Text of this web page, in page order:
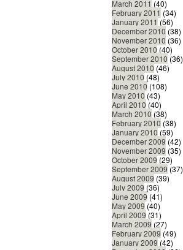
March 2011 (40)
February 2011 (34)
January 2011 (56)
December 2010 (38)
November 2010 (36)
October 2010 (40)
September 2010 (36)
August 2010 (46)
July 2010 (48)
June 2010 (108)
May 2010 (43)
April 2010 (40)
March 2010 (38)
February 2010 (38)
January 2010 (59)
December 2009 (42)
November 2009 (35)
October 2009 (29)
September 2009 (37)
August 2009 (39)
July 2009 (36)
June 2009 (41)
May 2009 (40)
April 2009 (31)
March 2009 (27)
February 2009 (49)
January 2009 (42)